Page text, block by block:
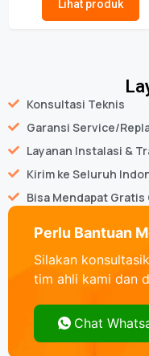
Lihat produk
Konsultasi Teknis
Garansi Service/
Layanan Instalasi &
Kirim ke Seluruh
Bisa Mendapat Gratis
Perlu Bantuan
Silakan
tim ahli kami dan
Chat